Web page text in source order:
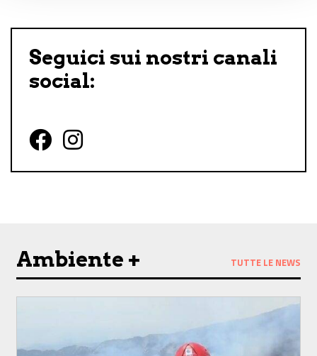
Seguici sui nostri canali
social:
Follow us on Facebook
Follow us on Instagram
Ambiente + TUTTE LE NEWS